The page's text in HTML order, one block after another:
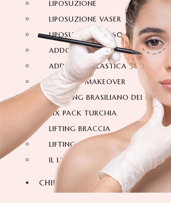
LIPOSUZIONE
LIPOSUZIONE VASER
LIPOSUZIONE A 360 GRADI
ADDOMINOPLASTICA
ADDOMINOPLASTICA 360 GRADI
MOMMY MAKEOVER
IL LIFTING BRASILIANO DEI GLUTEI
SIX PACK TURCHIA
LIFTING BRACCIA
LIFTING DELLE COSCE
IL LIFTING DEL COLLO
CHIRURGIA FACCIALE